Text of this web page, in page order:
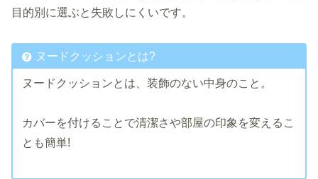
目的別に選ぶと失敗しにくいです。
ヌードクッションとは?
ヌードクッションとは、装飾のない中身のこと。
カバーを付けることで清潔さや部屋の印象を変えるこ
とも簡単!